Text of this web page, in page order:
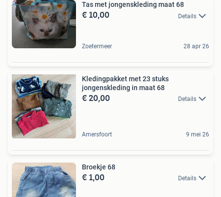
Tas met jongenskleding maat 68
€ 10,00 Details
Zoetermeer 28 apr 26
Kledingpakket met 23 stuks
jongenskleding in maat 68
€ 20,00 Details
Amersfoort 9 mei 26
Broekje 68
€ 1,00 Details